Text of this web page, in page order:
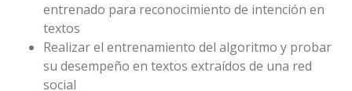
entrenado para reconocimiento de intención en
textos
Realizar el entrenamiento del algoritmo y probar
su desempeño en textos extraídos de una red
social